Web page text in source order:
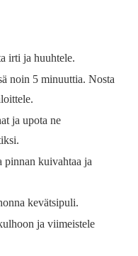
irti ja huuhtele.
noin 5 minuuttia. Nosta
ja upota ne
pinnan kuivahtaa ja
kevätsipuli.
ja viimeistele